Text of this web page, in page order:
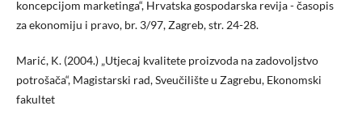
koncepcijom marketinga“, Hrvatska gospodarska revija - časopis
za ekonomiju i pravo, br. 3/97, Zagreb, str. 24-28.
Marić, K. (2004.) „Utjecaj kvalitete proizvoda na zadovoljstvo
potrošača“, Magistarski rad, Sveučilište u Zagrebu, Ekonomski
fakultet